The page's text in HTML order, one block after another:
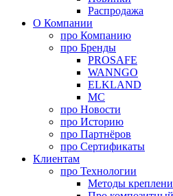
Распродажа
О Компании
про Компанию
про Бренды
PROSAFE
WANNGO
ELKLAND
MC
про Новости
про Историю
про Партнёров
про Сертификаты
Клиентам
про Технологии
Методы